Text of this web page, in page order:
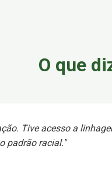
O que
Tive acesso a
padrão racial."